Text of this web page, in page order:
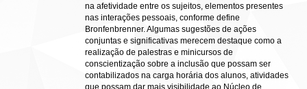
na afetividade entre os sujeitos, elementos presentes
nas interações pessoais, conforme define
Bronfenbrenner. Algumas sugestões de ações
conjuntas e significativas merecem destaque como a
realização de palestras e minicursos de
conscientização sobre a inclusão que possam ser
contabilizados na carga horária dos alunos, atividades
que possam dar mais visibilidade ao Núcleo de